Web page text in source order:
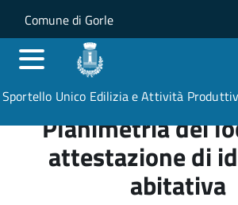
Salta al contenuto principale
Skip to site navigation
Comune di Gorle
Sportello Unico Edilizia e Attività
Planimetria dei
attestazione di
abitativa